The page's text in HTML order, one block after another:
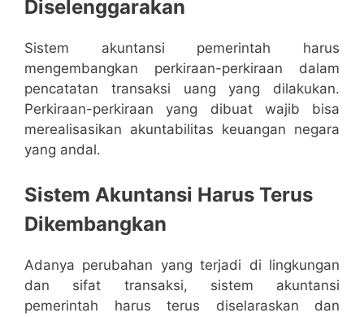
Diselenggarakan
Sistem akuntansi pemerintah harus
mengembangkan perkiraan-perkiraan dalam
pencatatan transaksi uang yang dilakukan.
Perkiraan-perkiraan yang dibuat wajib bisa
merealisasikan akuntabilitas keuangan negara
yang andal.
Sistem Akuntansi Harus Terus
Dikembangkan
Adanya perubahan yang terjadi di lingkungan
dan sifat transaksi, sistem akuntansi
pemerintah harus terus diselaraskan dan